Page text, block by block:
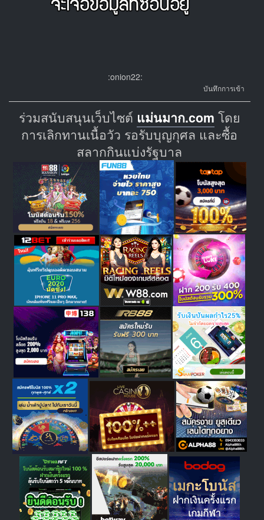
:onion22:
บันทึกการเข้า
ร่วมสนับสนุนเว็บไซต์ แม่นมาก.com โดย
การเลิกทานเนื้อวัว รอรับบุญกุศล และซื้อ
สลากกินแบ่งรัฐบาล